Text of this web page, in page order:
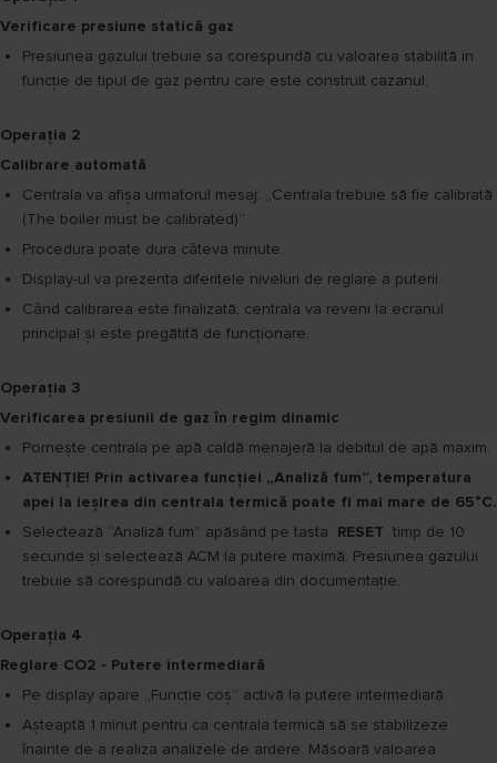
Verificare presiune statică gaz
Presiunea gazului trebuie sa corespundă cu valoarea stabilită in
funcție de tipul de gaz pentru care este construit cazanul.
Operația 2
Calibrare automată
Centrala va afișa urmatorul mesaj: „Centrala trebuie să fie calibrată
(The boiler must be calibrated)”.
Procedura poate dura câteva minute.
Display-ul va prezenta diferitele niveluri de reglare a puterii.
Când calibrarea este finalizată, centrala va reveni la ecranul
principal și este pregătită de funcționare.
Operația 3
Verificarea presiunii de gaz în regim dinamic
Pornește centrala pe apă caldă menajeră la debitul de apă maxim.
ATENŢIE! Prin activarea funcției „Analiză fum”, temperatura
apei la ieşirea din centrala termică poate fi mai mare de 65°C.
Selectează “Analiză fum” apăsând pe tasta RESET timp de 10
secunde și selectează ACM la putere maximă. Presiunea gazului
trebuie să corespundă cu valoarea din documentație.
Operația 4
Reglare CO2 - Putere intermediară
Pe display apare „Funcție coș” activă la putere intermediară.
Aşteaptă 1 minut pentru ca centrala termică să se stabilizeze
înainte de a realiza analizele de ardere. Măsoară valoarea